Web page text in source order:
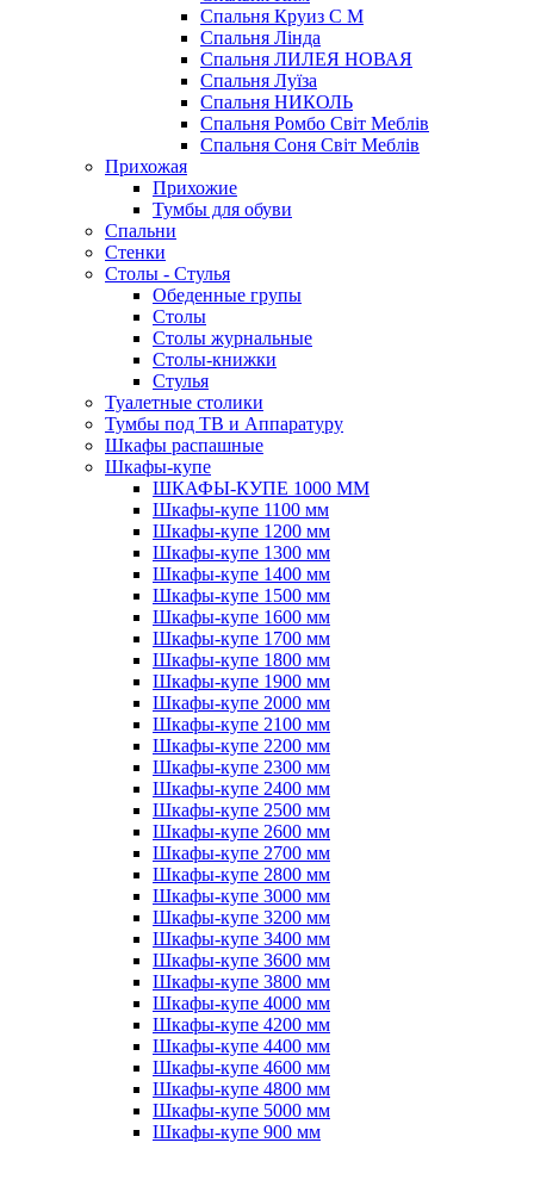
Спальня Круиз С М
Спальня Лінда
Спальня ЛИЛЕЯ НОВАЯ
Спальня Луїза
Спальня НИКОЛЬ
Спальня Ромбо Світ Меблів
Спальня Соня Світ Меблів
Прихожая
Прихожие
Тумбы для обуви
Спальни
Стенки
Столы - Стулья
Обеденные групы
Столы
Столы журнальные
Столы-книжки
Стулья
Туалетные столики
Тумбы под ТВ и Аппаратуру
Шкафы распашные
Шкафы-купе
ШКАФЫ-КУПЕ 1000 ММ
Шкафы-купе 1100 мм
Шкафы-купе 1200 мм
Шкафы-купе 1300 мм
Шкафы-купе 1400 мм
Шкафы-купе 1500 мм
Шкафы-купе 1600 мм
Шкафы-купе 1700 мм
Шкафы-купе 1800 мм
Шкафы-купе 1900 мм
Шкафы-купе 2000 мм
Шкафы-купе 2100 мм
Шкафы-купе 2200 мм
Шкафы-купе 2300 мм
Шкафы-купе 2400 мм
Шкафы-купе 2500 мм
Шкафы-купе 2600 мм
Шкафы-купе 2700 мм
Шкафы-купе 2800 мм
Шкафы-купе 3000 мм
Шкафы-купе 3200 мм
Шкафы-купе 3400 мм
Шкафы-купе 3600 мм
Шкафы-купе 3800 мм
Шкафы-купе 4000 мм
Шкафы-купе 4200 мм
Шкафы-купе 4400 мм
Шкафы-купе 4600 мм
Шкафы-купе 4800 мм
Шкафы-купе 5000 мм
Шкафы-купе 900 мм